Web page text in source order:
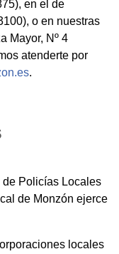
en el de
o en nuestras
Mayor, Nº 4
atenderte por
.
de Policías Locales
de Monzón ejerce
locales